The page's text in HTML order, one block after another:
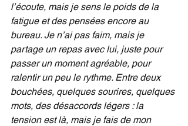
l’écoute, mais je sens le poids de la
fatigue et des pensées encore au
bureau. Je n’ai pas faim, mais je
partage un repas avec lui, juste pour
passer un moment agréable, pour
ralentir un peu le rythme. Entre deux
bouchées, quelques sourires, quelques
mots, des désaccords légers : la
tension est là, mais je fais de mon